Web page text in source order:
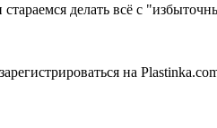
делать всё с
на